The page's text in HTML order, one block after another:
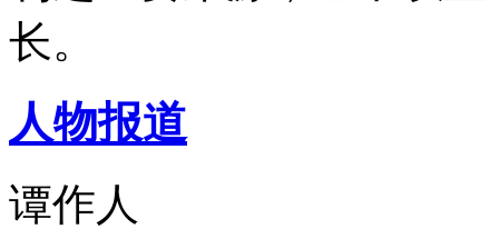
长。
人物报道
谭作人